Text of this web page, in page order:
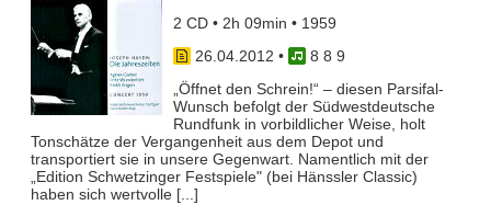
2 CD • 2h 09min • 1959
26.04.2012 •
8 8 9
„Öffnet den Schrein!“ – diesen Parsifal-
Wunsch befolgt der Südwestdeutsche
Rundfunk in vorbildlicher Weise, holt
Tonschätze der Vergangenheit aus dem Depot und
transportiert sie in unsere Gegenwart. Namentlich mit der
„Edition Schwetzinger Festspiele" (bei Hänssler Classic)
haben sich wertvolle [...]